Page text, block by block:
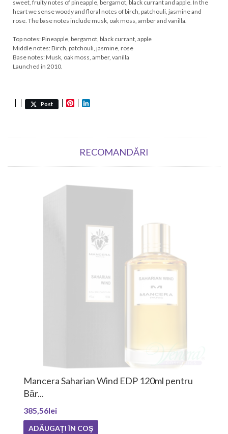
sweet, fruity notes of pineapple, bergamot, black currant and apple. In the
heart we sense woody and floral notes of birch, patchouli, jasmine and
rose. The base notes include musk, oak moss, amber and vanilla.
Top notes: Pineapple, bergamot, black currant, apple
Middle notes: Birch, patchouli, jasmine, rose
Base notes: Musk, oak moss, amber, vanilla
Launched in 2010.
Post Pinterest
RECOMANDĂRI
Wind EDP 120ml pentru
Mancera Of The